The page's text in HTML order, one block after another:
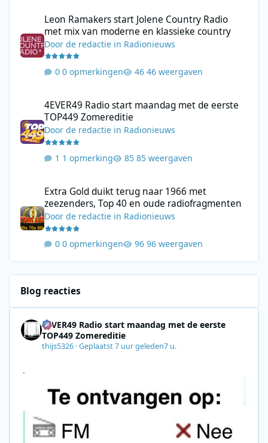
Leon Ramakers start Jolene Country Radio
met mix van moderne en klassieke country
Doorde redactie in Radionieuws
0 opmerkingen 46 weergaven
4EVER49 Radio start maandag met de eerste
TOP449 Zomereditie
Doorde redactie in Radionieuws
1 opmerking 85 weergaven
Extra Gold duikt terug naar 1966 met
zeezenders, Top 40 en oude radiofragmenten
Doorde redactie in Radionieuws
0 opmerkingen 96 weergaven
Blog reacties
4EVER49 Radio start maandag met de eerste
TOP449 Zomereditie
thijs5326 ·Geplaatst7 uur geleden7 u.
.